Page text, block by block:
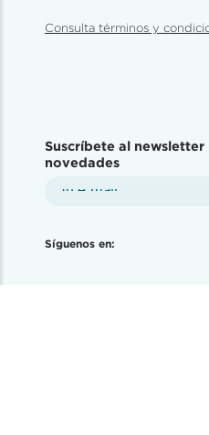
Consulta términos y
Suscríbete al
novedades
Síguenos en: